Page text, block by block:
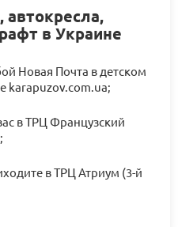
автокресла,
в Украине
Новая Почта в детском
karapuzov.com.ua;
в ТРЦ Французский
в ТРЦ Атриум (3-й